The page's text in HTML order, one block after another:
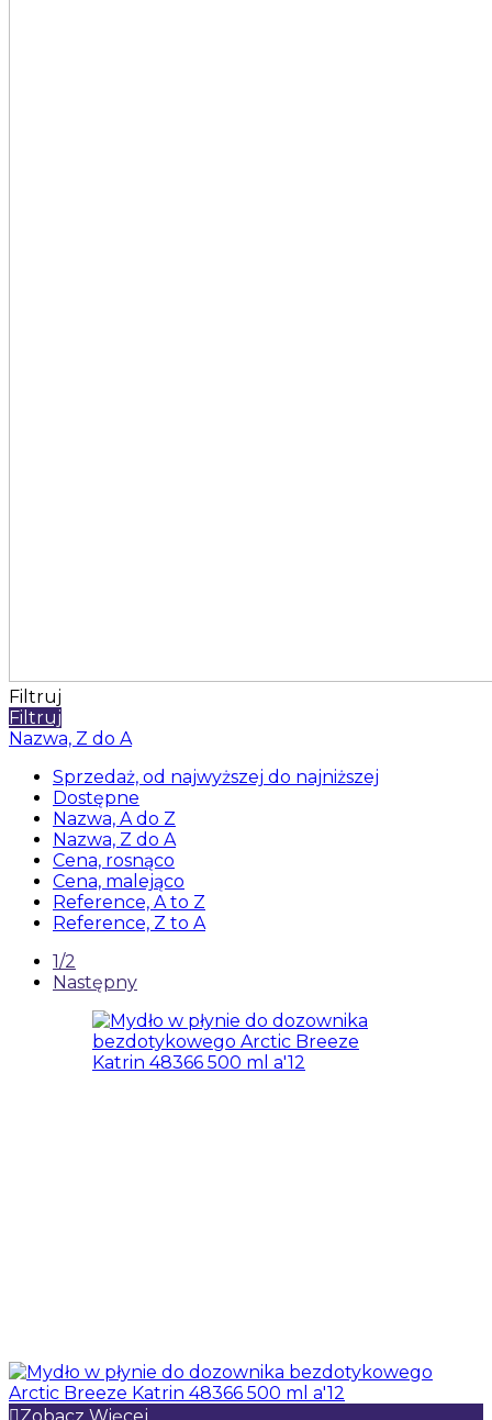
Filtruj
Filtruj
Nazwa, Z do A
Sprzedaż, od najwyższej do najniższej
Dostępne
Nazwa, A do Z
Nazwa, Z do A
Cena, rosnąco
Cena, malejąco
Reference, A to Z
Reference, Z to A
1/2
Następny